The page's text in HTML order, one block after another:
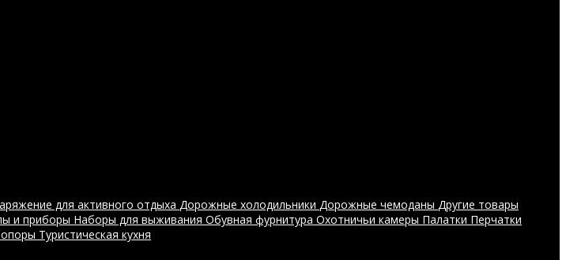
для активного отдыха Дорожные холодильники Дорожные чемоданы Другие товары
и приборы Наборы для выживания Обувная фурнитура Охотничьи камеры Палатки Перчатки
Туристическая кухня